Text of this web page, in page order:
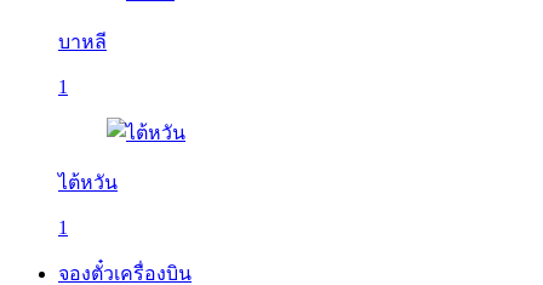
บาหลี
1
ไต้หวัน
1
จองตั๋วเครื่องบิน